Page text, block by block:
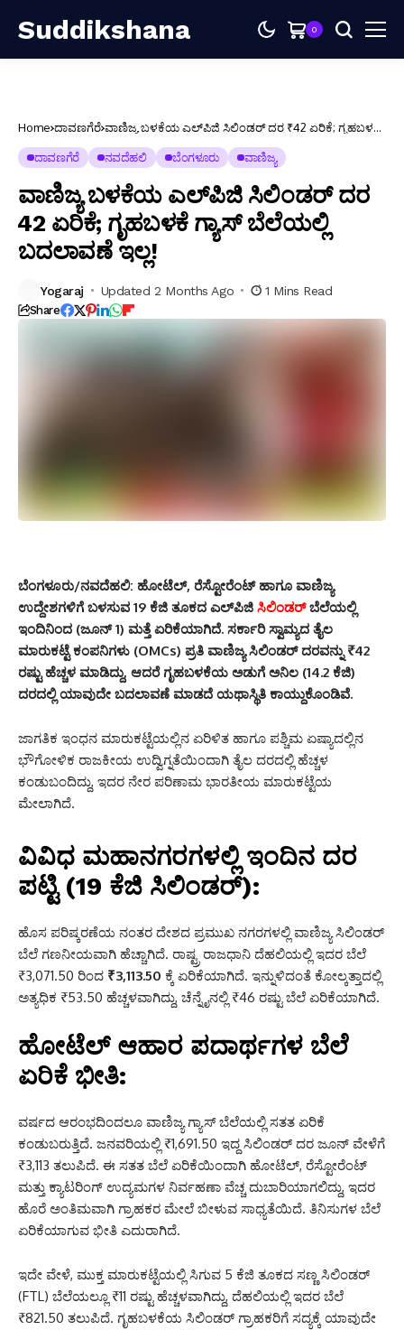
Suddikshana 0
Home ದಾವಣಗೆರೆ ವಾಣಿಜ್ಯ ಬಳಕೆಯ ಎಲ್‌ಪಿಜಿ ಸಿಲಿಂಡರ್ ದರ ₹42 ಏರಿಕೆ; ಗೃಹಬಳಕೆ
ದಾವಣಗೆರೆ ನವದೆಹಲಿ ಬೆಂಗಳೂರು ವಾಣಿಜ್ಯ
ವಾಣಿಜ್ಯ ಬಳಕೆಯ ಎಲ್‌ಪಿಜಿ ಸಿಲಿಂಡರ್ ದರ
₹42 ಏರಿಕೆ; ಗೃಹಬಳಕೆ ಗ್ಯಾಸ್ ಬೆಲೆಯಲ್ಲಿ
ಬದಲಾವಣೆ ಇಲ್ಲ!
Yogaraj Updated 2 Months Ago 1 Mins Read
Share
ಬೆಂಗಳೂರು/ನವದೆಹಲಿ: ಹೋಟೆಲ್, ರೆಸ್ಟೋರೆಂಟ್‌ ಹಾಗೂ ವಾಣಿಜ್ಯ
ಉದ್ದೇಶಗಳಿಗೆ ಬಳಸುವ 19 ಕೆಜಿ ತೂಕದ ಎಲ್‌ಪಿಜಿ ಸಿಲಿಂಡರ್ಬೆಲೆಯಲ್ಲಿ
ಇಂದಿನಿಂದ (ಜೂನ್ 1) ಮತ್ತೆ ಏರಿಕೆಯಾಗಿದೆ. ಸರ್ಕಾರಿ ಸ್ವಾಮ್ಯದ ತೈಲ
ಮಾರುಕಟ್ಟೆ ಕಂಪನಿಗಳು (OMCs) ಪ್ರತಿ ವಾಣಿಜ್ಯ ಸಿಲಿಂಡರ್ ದರವನ್ನು ₹42
ರಷ್ಟು ಹೆಚ್ಚಳ ಮಾಡಿದ್ದು, ಆದರೆ ಗೃಹಬಳಕೆಯ ಅಡುಗೆ ಅನಿಲ (14.2 ಕೆಜಿ)
ದರದಲ್ಲಿ ಯಾವುದೇ ಬದಲಾವಣೆ ಮಾಡದೆ ಯಥಾಸ್ಥಿತಿ ಕಾಯ್ದುಕೊಂಡಿವೆ.
ಜಾಗತಿಕ ಇಂಧನ ಮಾರುಕಟ್ಟೆಯಲ್ಲಿನ ಏರಿಳಿತ ಹಾಗೂ ಪಶ್ಚಿಮ ಏಷ್ಯಾದಲ್ಲಿನ
ಭೌಗೋಳಿಕ ರಾಜಕೀಯ ಉದ್ವಿಗ್ನತೆಯಿಂದಾಗಿ ತೈಲ ದರದಲ್ಲಿ ಹೆಚ್ಚಳ
ಕಂಡುಬಂದಿದ್ದು, ಇದರ ನೇರ ಪರಿಣಾಮ ಭಾರತೀಯ ಮಾರುಕಟ್ಟೆಯ
ಮೇಲಾಗಿದೆ.
ವಿವಿಧ ಮಹಾನಗರಗಳಲ್ಲಿ ಇಂದಿನ ದರ
ಪಟ್ಟಿ (19 ಕೆಜಿ ಸಿಲಿಂಡರ್):
ಹೊಸ ಪರಿಷ್ಕರಣೆಯ ನಂತರ ದೇಶದ ಪ್ರಮುಖ ನಗರಗಳಲ್ಲಿ ವಾಣಿಜ್ಯ ಸಿಲಿಂಡರ್
ಬೆಲೆ ಗಣನೀಯವಾಗಿ ಹೆಚ್ಚಾಗಿದೆ. ರಾಷ್ಟ್ರ ರಾಜಧಾನಿ ದೆಹಲಿಯಲ್ಲಿ ಇದರ ಬೆಲೆ
₹3,071.50 ರಿಂದ ₹3,113.50 ಕ್ಕೆ ಏರಿಕೆಯಾಗಿದೆ. ಇನ್ನುಳಿದಂತೆ ಕೋಲ್ಕತ್ತಾದಲ್ಲಿ
ಅತ್ಯಧಿಕ ₹53.50 ಹೆಚ್ಚಳವಾಗಿದ್ದು, ಚೆನ್ನೈನಲ್ಲಿ ₹46 ರಷ್ಟು ಬೆಲೆ ಏರಿಕೆಯಾಗಿದೆ.
ಹೋಟೆಲ್ ಆಹಾರ ಪದಾರ್ಥಗಳ ಬೆಲೆ
ಏರಿಕೆ ಭೀತಿ:
ವರ್ಷದ ಆರಂಭದಿಂದಲೂ ವಾಣಿಜ್ಯ ಗ್ಯಾಸ್ ಬೆಲೆಯಲ್ಲಿ ಸತತ ಏರಿಕೆ
ಕಂಡುಬರುತ್ತಿದೆ. ಜನವರಿಯಲ್ಲಿ ₹1,691.50 ಇದ್ದ ಸಿಲಿಂಡರ್ ದರ ಜೂನ್ ವೇಳೆಗೆ
₹3,113 ತಲುಪಿದೆ. ಈ ಸತತ ಬೆಲೆ ಏರಿಕೆಯಿಂದಾಗಿ ಹೋಟೆಲ್, ರೆಸ್ಟೋರೆಂಟ್
ಮತ್ತು ಕ್ಯಾಟರಿಂಗ್ ಉದ್ಯಮಗಳ ನಿರ್ವಹಣಾ ವೆಚ್ಚ ದುಬಾರಿಯಾಗಲಿದ್ದು, ಇದರ
ಹೊರೆ ಅಂತಿಮವಾಗಿ ಗ್ರಾಹಕರ ಮೇಲೆ ಬೀಳುವ ಸಾಧ್ಯತೆಯಿದೆ. ತಿನಿಸುಗಳ ಬೆಲೆ
ಏರಿಕೆಯಾಗುವ ಭೀತಿ ಎದುರಾಗಿದೆ.
ಇದೇ ವೇಳೆ, ಮುಕ್ತ ಮಾರುಕಟ್ಟೆಯಲ್ಲಿ ಸಿಗುವ 5 ಕೆಜಿ ತೂಕದ ಸಣ್ಣ ಸಿಲಿಂಡರ್
(FTL) ಬೆಲೆಯಲ್ಲೂ ₹11 ರಷ್ಟು ಹೆಚ್ಚಳವಾಗಿದ್ದು, ದೆಹಲಿಯಲ್ಲಿ ಇದರ ಬೆಲೆ
₹821.50 ತಲುಪಿದೆ. ಗೃಹಬಳಕೆಯ ಸಿಲಿಂಡರ್ ಗ್ರಾಹಕರಿಗೆ ಸದ್ಯಕ್ಕೆ ಯಾವುದೇ